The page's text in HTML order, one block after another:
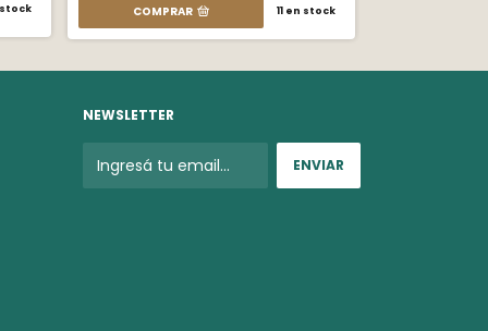
COMPRAR 11 en stock
NEWSLETTER